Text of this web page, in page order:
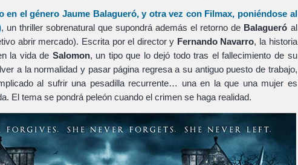
en el género Jaume Balagueró, y otra vez con Filmax, poniéndose al
, un thriller sobrenatural que supondrá además el retorno de Balagueró al
abrir mercado). Escrita por el director y Fernando Navarro, la historia
la vida de Salomon, un tipo que lo dejó todo tras el fallecimiento de su
a la normalidad y pasar página regresa a su antiguo puesto de trabajo,
al sufrir una pesadilla recurrente… una en la que una mujer es
El tema se pondrá peleón cuando el crimen se haga realidad.